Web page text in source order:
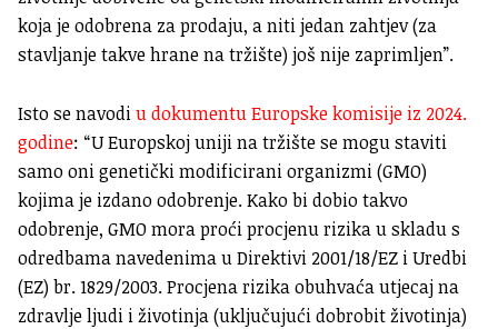
koja je odobrena za prodaju, a niti jedan zahtjev (za
stavljanje takve hrane na tržište) još nije zaprimljen”.
Isto se navodiu dokumentu Europske komisije iz 2024.
godine: “U Europskoj uniji na tržište se mogu staviti
samo oni genetički modificirani organizmi (GMO)
kojima je izdano odobrenje. Kako bi dobio takvo
odobrenje, GMO mora proći procjenu rizika u skladu s
odredbama navedenima u Direktivi 2001/18/EZ i Uredbi
(EZ) br. 1829/2003. Procjena rizika obuhvaća utjecaj na
zdravlje ljudi i životinja (uključujući dobrobit životinja)